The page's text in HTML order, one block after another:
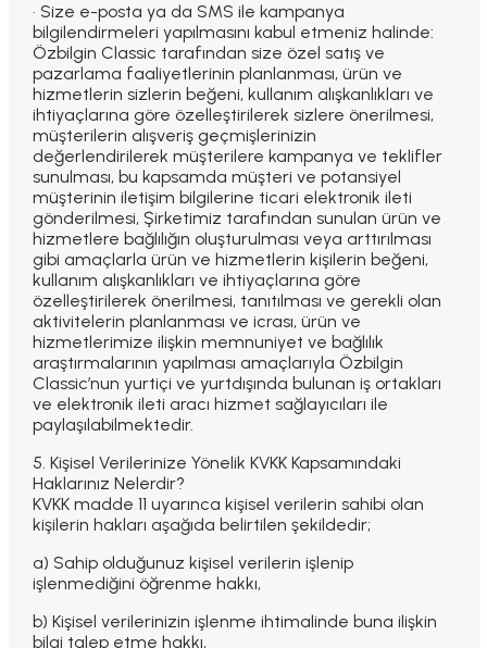
· Size e-posta ya da SMS ile kampanya
bilgilendirmeleri yapılmasını kabul etmeniz halinde:
Özbilgin Classic tarafından size özel satış ve
pazarlama faaliyetlerinin planlanması, ürün ve
hizmetlerin sizlerin beğeni, kullanım alışkanlıkları ve
ihtiyaçlarına göre özelleştirilerek sizlere önerilmesi,
müşterilerin alışveriş geçmişlerinizin
değerlendirilerek müşterilere kampanya ve teklifler
sunulması, bu kapsamda müşteri ve potansiyel
müşterinin iletişim bilgilerine ticari elektronik ileti
gönderilmesi, Şirketimiz tarafından sunulan ürün ve
hizmetlere bağlılığın oluşturulması veya arttırılması
gibi amaçlarla ürün ve hizmetlerin kişilerin beğeni,
kullanım alışkanlıkları ve ihtiyaçlarına göre
özelleştirilerek önerilmesi, tanıtılması ve gerekli olan
aktivitelerin planlanması ve icrası, ürün ve
hizmetlerimize ilişkin memnuniyet ve bağlılık
araştırmalarının yapılması amaçlarıyla Özbilgin
Classic’nun yurtiçi ve yurtdışında bulunan iş ortakları
ve elektronik ileti aracı hizmet sağlayıcıları ile
paylaşılabilmektedir.
5. Kişisel Verilerinize Yönelik KVKK Kapsamındaki
Haklarınız Nelerdir?
KVKK madde 11 uyarınca kişisel verilerin sahibi olan
kişilerin hakları aşağıda belirtilen şekildedir;
a) Sahip olduğunuz kişisel verilerin işlenip
işlenmediğini öğrenme hakkı,
b) Kişisel verilerinizin işlenme ihtimalinde buna ilişkin
bilgi talep etme hakkı,